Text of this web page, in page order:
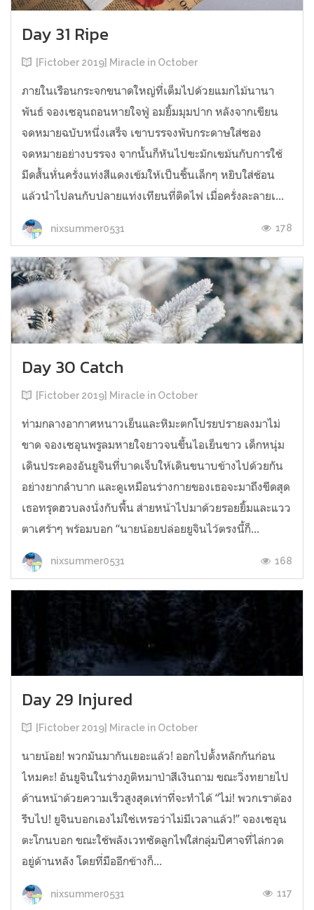
Day 31 Ripe
[Fictober 2019] Miracle in October
ภายในเรือนกระจกขนาดใหญ่ที่เต็มไปด้วยแมกไม้นานา
พันธ์ จองเซอุนถอนหายใจฟู่ อมยิ้มมุมปาก หลังจากเขียน
จดหมายฉบับหนึ่งเสร็จ เขาบรรจงพับกระดาษใส่ซอง
จดหมายอย่างบรรจง จากนั้นก็หันไปขะมักเขม้นกับการใช้
มีดสั้นหั่นครั่งแท่งสีแดงเข้มให้เป็นชิ้นเล็กๆ หยิบใส่ช้อน
แล้วนำไปลนกับปลายแท่งเทียนที่ติดไฟ เมื่อครั่งละลายเ...
nixsummer0531 178
Day 30 Catch
[Fictober 2019] Miracle in October
ท่ามกลางอากาศหนาวเย็นและหิมะตกโปรยปรายลงมาไม่
ขาด จองเซอุนพรูลมหายใจยาวจนขึ้นไอเย็นขาว เด็กหนุ่ม
เดินประคองอันยูจินที่บาดเจ็บให้เดินขนาบข้างไปด้วยกัน
อย่างยากลำบาก และดูเหมือนร่างกายของเธอจะมาถึงขีดสุด
เธอทรุดฮวบลงนั่งกับพื้น ส่ายหน้าไปมาด้วยรอยยิ้มและแวว
ตาเศร้าๆ พร้อมบอก “นายน้อยปล่อยยูจินไว้ตรงนี้ก็...
nixsummer0531 168
Day 29 Injured
[Fictober 2019] Miracle in October
นายน้อย! พวกมันมากันเยอะแล้ว! ออกไปตั้งหลักกันก่อน
ไหมคะ! อันยูจินในร่างภูติหมาป่าสีเงินถาม ขณะวิ่งทยายไป
ด้านหน้าด้วยความเร็วสูงสุดเท่าที่จะทำได้ “ไม่! พวกเราต้อง
รีบไป! ยูจินบอกเองไม่ใช่เหรอว่าไม่มีเวลาแล้ว!” จองเซอุน
ตะโกนบอก ขณะใช้พลังเวทซัดลูกไฟใส่กลุ่มปีศาจที่ไล่กวด
อยู่ด้านหลัง โดยที่มืออีกข้างก็...
nixsummer0531 117